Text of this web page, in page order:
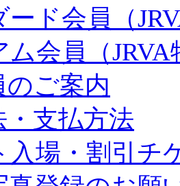
ード会員（
ム会員（
ご案内
・支払方法
入場・割引チ